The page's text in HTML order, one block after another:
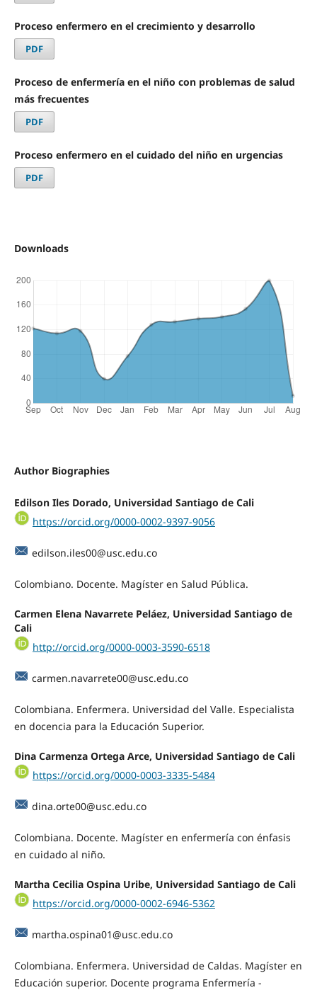
Proceso enfermero en el crecimiento y desarrollo
PDF
Proceso de enfermería en el niño con problemas de salud
más frecuentes
PDF
Proceso enfermero en el cuidado del niño en urgencias
PDF
Downloads
Author Biographies
Edilson Iles Dorado, Universidad Santiago de Cali
https://orcid.org/0000-0002-9397-9056
edilson.iles00@usc.edu.co
Colombiano. Docente. Magíster en Salud Pública.
Carmen Elena Navarrete Peláez, Universidad Santiago de
Cali
http://orcid.org/0000-0003-3590-6518
carmen.navarrete00@usc.edu.co
Colombiana. Enfermera. Universidad del Valle. Especialista
en docencia para la Educación Superior.
Dina Carmenza Ortega Arce, Universidad Santiago de Cali
https://orcid.org/0000-0003-3335-5484
dina.orte00@usc.edu.co
Colombiana. Docente. Magíster en enfermería con énfasis
en cuidado al niño.
Martha Cecilia Ospina Uribe, Universidad Santiago de Cali
https://orcid.org/0000-0002-6946-5362
martha.ospina01@usc.edu.co
Colombiana. Enfermera. Universidad de Caldas. Magíster en
Educación superior. Docente programa Enfermería -